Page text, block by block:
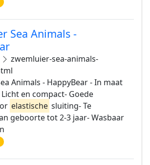
Sea Animals -
zwemluier-sea-animals-
Animals - HappyBear - In maat
en compact- Goede
elastische sluiting- Te
geboorte tot 2-3 jaar- Wasbaar